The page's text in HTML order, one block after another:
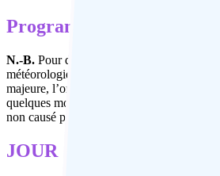
Programme de voyage
N.-B. Pour des raisons opérationnelles ou
météorologiques défavorables, ou encore
majeure, l’ordre des visites dans les
quelques modifications. Nous nous
non causé par notre organisation
JOUR 1: Arrivée à Delhi